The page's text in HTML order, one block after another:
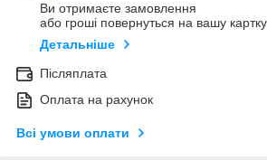
Ви отримаєте замовлення
або гроші повернуться на вашу картку
Детальніше
Післяплата
Оплата на рахунок
Всі умови оплати